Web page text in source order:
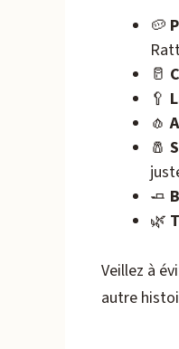
🥔
🥛
🥄
🧄
🧂
🧈
🌿
Veillez à
autre